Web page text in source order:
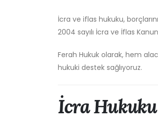
İcra ve iflas hukuku,
2004 sayılı İcra ve İflas
Ferah Hukuk olarak, hem
hukuki destek sağlıyoruz.
İcra